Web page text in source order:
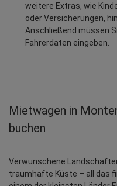
weitere Extras, wie
oder Versicherungen,
Anschließend müssen
Fahrerdaten eingeben.
Mietwagen in
buchen
Verwunschene
traumhafte Küste – all das